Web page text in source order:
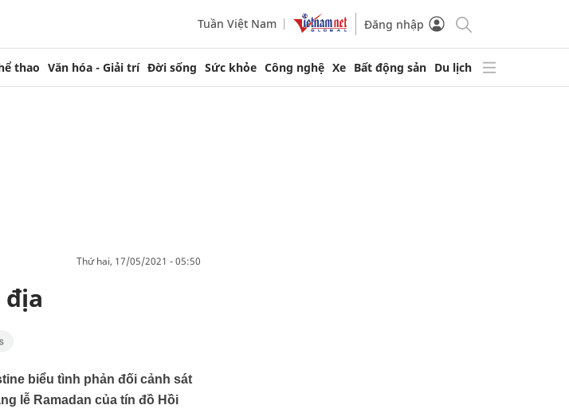
Tuần Việt Nam Đăng nhập
thao Văn hóa - Giải trí Đời sống Sức khỏe Công nghệ Xe Bất động sản Du lịch
thứ hai, 17/05/2021 - 05:50
biểu tình phản đối cảnh sát
lễ Ramadan của tín đồ Hồi